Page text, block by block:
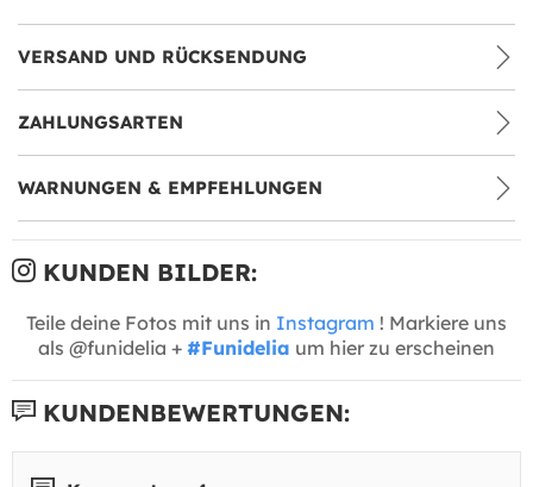
VERSAND UND RÜCKSENDUNG
ZAHLUNGSARTEN
WARNUNGEN & EMPFEHLUNGEN
KUNDEN BILDER:
Teile deine Fotos mit uns in Instagram ! Markiere uns
als @funidelia + #Funidelia um hier zu erscheinen
KUNDENBEWERTUNGEN: